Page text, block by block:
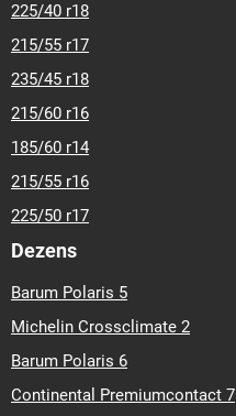
225/40 r18
215/55 r17
235/45 r18
215/60 r16
185/60 r14
215/55 r16
225/50 r17
Dezens
Barum Polaris 5
Michelin Crossclimate 2
Barum Polaris 6
Continental Premiumcontact 7